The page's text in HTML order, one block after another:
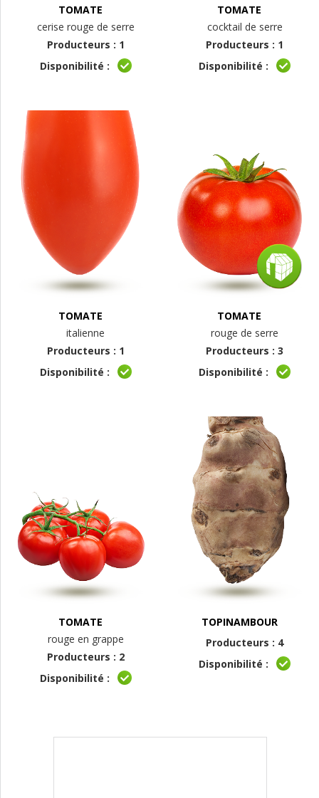
TOMATE
cerise rouge de serre
Producteurs : 1
Disponibilité :
TOMATE
cocktail de serre
Producteurs : 1
Disponibilité :
TOMATE
italienne
Producteurs : 1
Disponibilité :
TOMATE
rouge de serre
Producteurs : 3
Disponibilité :
TOMATE
rouge en grappe
Producteurs : 2
Disponibilité :
TOPINAMBOUR
Producteurs : 4
Disponibilité :